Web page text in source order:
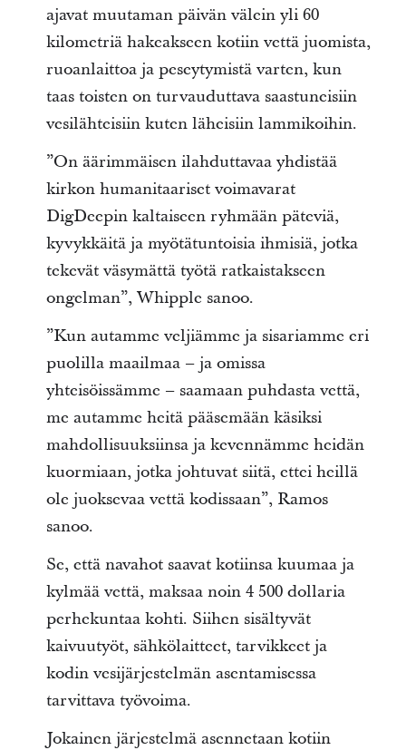
ajavat muutaman päivän välein yli 60
kilometriä hakeakseen kotiin vettä juomista,
ruoanlaittoa ja peseytymistä varten, kun
taas toisten on turvauduttava saastuneisiin
vesilähteisiin kuten läheisiin lammikoihin.
”On äärimmäisen ilahduttavaa yhdistää
kirkon humanitaariset voimavarat
DigDeepin kaltaiseen ryhmään päteviä,
kyvykkäitä ja myötätuntoisia ihmisiä, jotka
tekevät väsymättä työtä ratkaistakseen
ongelman”, Whipple sanoo.
”Kun autamme veljiämme ja sisariamme eri
puolilla maailmaa – ja omissa
yhteisöissämme – saamaan puhdasta vettä,
me autamme heitä pääsemään käsiksi
mahdollisuuksiinsa ja kevennämme heidän
kuormiaan, jotka johtuvat siitä, ettei heillä
ole juoksevaa vettä kodissaan”, Ramos
sanoo.
Se, että navahot saavat kotiinsa kuumaa ja
kylmää vettä, maksaa noin 4 500 dollaria
perhekuntaa kohti. Siihen sisältyvät
kaivuutyöt, sähkölaitteet, tarvikkeet ja
kodin vesijärjestelmän asentamisessa
tarvittava työvoima.
Jokainen järjestelmä asennetaan kotiin